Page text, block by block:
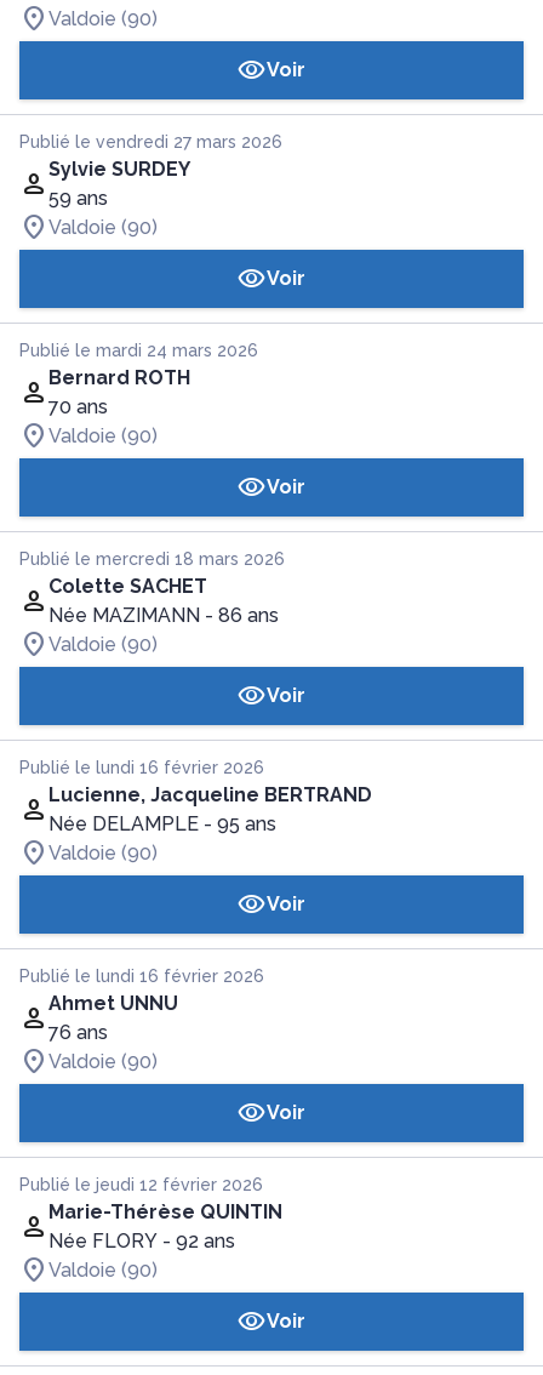
Valdoie (90)
Voir
Publié le vendredi 27 mars 2026
Sylvie SURDEY
59 ans
Valdoie (90)
Voir
Publié le mardi 24 mars 2026
Bernard ROTH
70 ans
Valdoie (90)
Voir
Publié le mercredi 18 mars 2026
Colette SACHET
Née MAZIMANN - 86 ans
Valdoie (90)
Voir
Publié le lundi 16 février 2026
Lucienne, Jacqueline BERTRAND
Née DELAMPLE - 95 ans
Valdoie (90)
Voir
Publié le lundi 16 février 2026
Ahmet UNNU
76 ans
Valdoie (90)
Voir
Publié le jeudi 12 février 2026
Marie-Thérèse QUINTIN
Née FLORY - 92 ans
Valdoie (90)
Voir